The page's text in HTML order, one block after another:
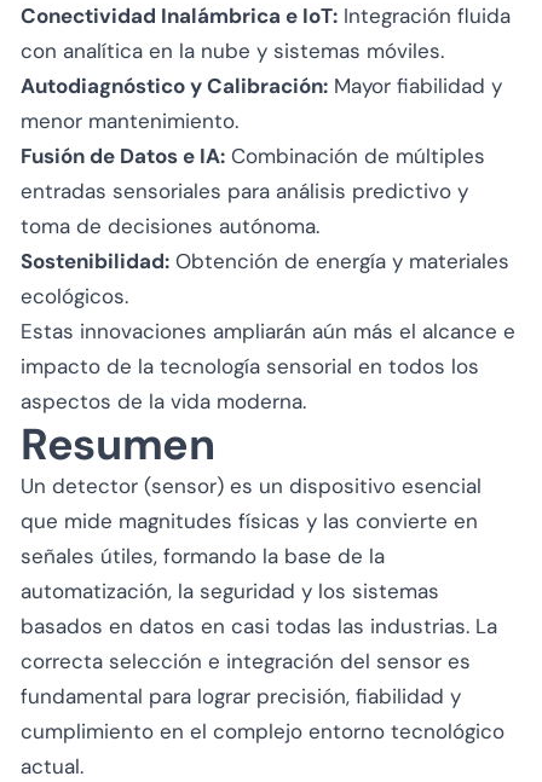
Conectividad Inalámbrica e IoT: Integración fluida
con analítica en la nube y sistemas móviles.
Autodiagnóstico y Calibración: Mayor fiabilidad y
menor mantenimiento.
Fusión de Datos e IA: Combinación de múltiples
entradas sensoriales para análisis predictivo y
toma de decisiones autónoma.
Sostenibilidad: Obtención de energía y materiales
ecológicos.
Estas innovaciones ampliarán aún más el alcance e
impacto de la tecnología sensorial en todos los
aspectos de la vida moderna.
Resumen
Un detector (sensor) es un dispositivo esencial
que mide magnitudes físicas y las convierte en
señales útiles, formando la base de la
automatización, la seguridad y los sistemas
basados en datos en casi todas las industrias. La
correcta selección e integración del sensor es
fundamental para lograr precisión, fiabilidad y
cumplimiento en el complejo entorno tecnológico
actual.